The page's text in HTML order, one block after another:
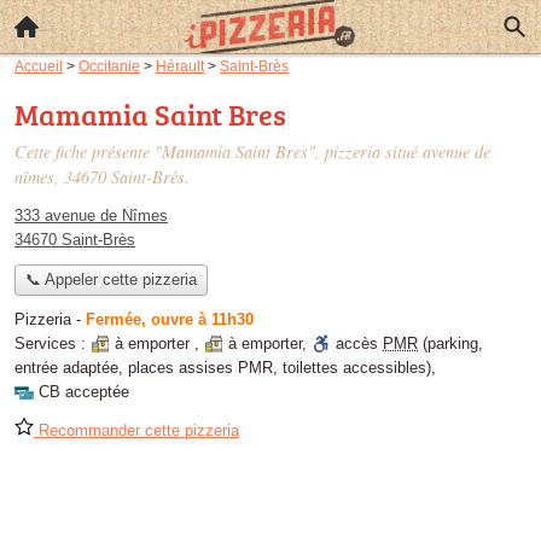
Accueil > Occitanie > Hérault > Saint-Brès
Mamamia Saint Bres
Cette fiche présente "Mamamia Saint Bres", pizzeria situé avenue de
nîmes, 34670 Saint-Brès.
333 avenue de Nîmes
34670 Saint-Brès
📞 Appeler cette pizzeria
Pizzeria- Fermée, ouvre à 11h30
Services :
à emporter , à emporter, accès PMR (parking,
entrée adaptée, places assises PMR, toilettes accessibles),
CB acceptée
Recommander cette pizzeria